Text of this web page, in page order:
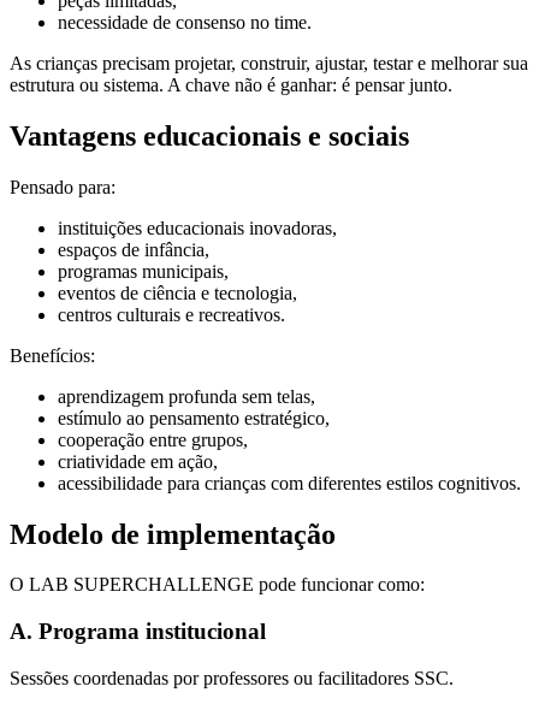
necessidade de consenso no time.
As crianças precisam projetar, construir, ajustar, testar e melhorar sua
estrutura ou sistema. A chave não é ganhar: é pensar junto.
Vantagens educacionais e sociais
Pensado para:
instituições educacionais inovadoras,
espaços de infância,
programas municipais,
eventos de ciência e tecnologia,
centros culturais e recreativos.
Benefícios:
aprendizagem profunda sem telas,
estímulo ao pensamento estratégico,
cooperação entre grupos,
criatividade em ação,
acessibilidade para crianças com diferentes estilos cognitivos.
Modelo de implementação
O LAB SUPERCHALLENGE pode funcionar como:
A. Programa institucional
Sessões coordenadas por professores ou facilitadores SSC.